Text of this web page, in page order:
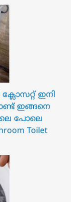
ഇനി
ഇങ്ങനെ
പോലെ
Toilet